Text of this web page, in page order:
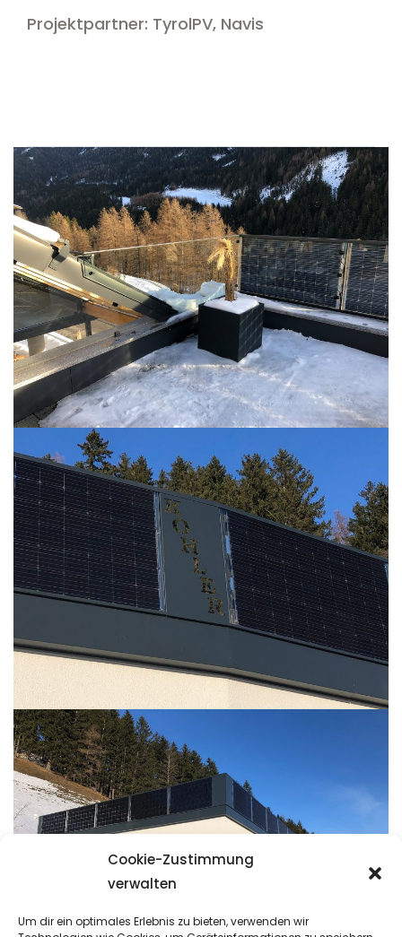
Cookie-Zustimmung
verwalten
Um dir ein optimales Erlebnis zu bieten, verwenden wir
Projektpartner: TyrolPV, Navis